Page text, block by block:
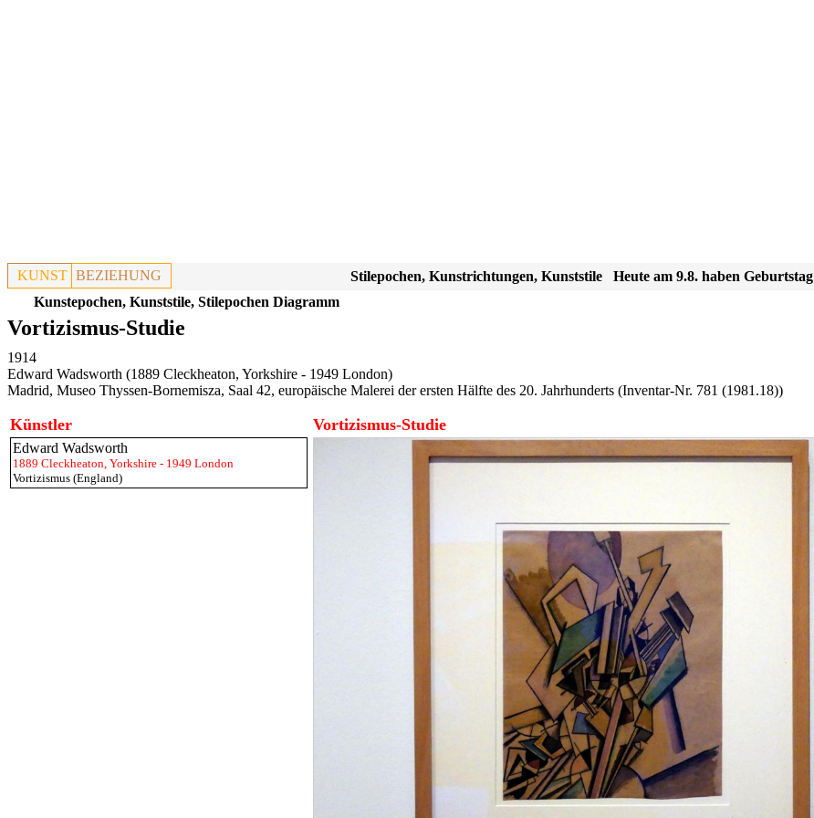
KUNST BEZIEHUNG Heute am 9.8. haben Geburtstag
Stilepochen, Kunstrichtungen, Kunststile
Kunstepochen, Kunststile, Stilepochen Diagramm
Vortizismus-Studie
1914
Edward Wadsworth (1889 Cleckheaton, Yorkshire - 1949 London)
Madrid, Museo Thyssen-Bornemisza, Saal 42, europäische Malerei der ersten Hälfte des 20. Jahrhunderts (Inventar-Nr. 781 (1981.18))
Künstler
Edward Wadsworth
1889 Cleckheaton, Yorkshire - 1949 London
Vortizismus (England)
Vortizismus-Studie